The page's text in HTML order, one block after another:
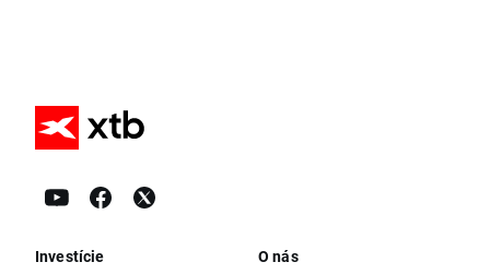
Investície O nás